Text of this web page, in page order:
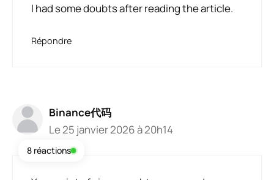
I had some doubts after reading the article.
Répondre
Binance代码
Le 25 janvier 2026 à 20h14
8 réactions